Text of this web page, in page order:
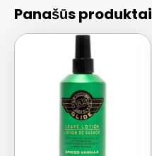
Panašūs produktai